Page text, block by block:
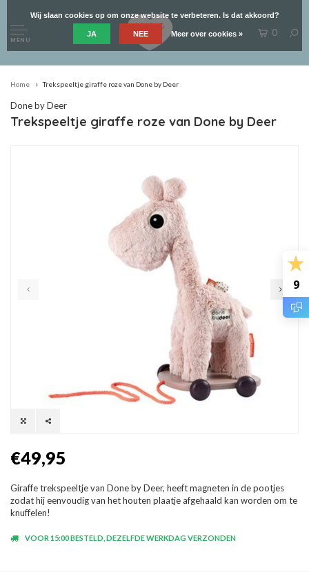
9
MENU
0
Home Trekspeeltje giraffe roze van Done by Deer
Done by Deer
Trekspeeltje giraffe roze van Done by Deer
€49,95
Giraffe trekspeeltje van Done by Deer, heeft magneten in de pootjes
zodat hij eenvoudig van het houten plaatje afgehaald kan worden om te
knuffelen!
VOOR 15:00 BESTELD, DEZELFDE WERKDAG VERZONDEN
Wij slaan cookies op om onze website te verbeteren. Is dat akkoord?
JA NEE Meer over cookies »